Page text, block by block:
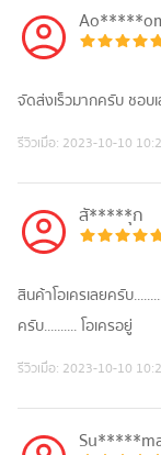
จัดส่งเร็วมากครับ ชอบ
รีวิวเมื่อ: 2023-10-10
สั*****ุก
สินค้าโอเครเลยครับ
ครับ.......... โอเครอยู่
รีวิวเมื่อ: 2023-10-10